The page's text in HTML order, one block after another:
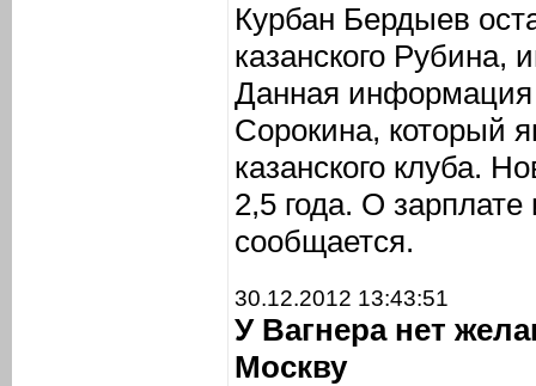
Курбан Бердыев
казанского
Данная информация
Сорокина, который
казанского клуба.
2,5 года. О
сообщается.
30.12.2012 13:43:51
У Вагнера нет
Москву